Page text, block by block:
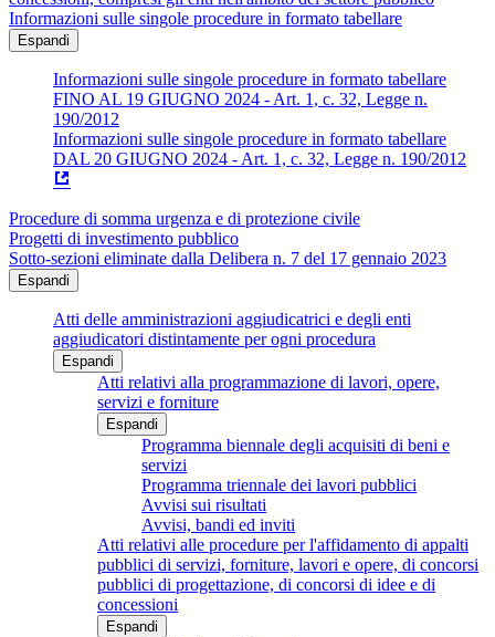
Informazioni sulle singole procedure in formato tabellare
Espandi
Informazioni sulle singole procedure in formato tabellare
FINO AL 19 GIUGNO 2024 - Art. 1, c. 32, Legge n.
190/2012
Informazioni sulle singole procedure in formato tabellare
DAL 20 GIUGNO 2024 - Art. 1, c. 32, Legge n. 190/2012
Procedure di somma urgenza e di protezione civile
Progetti di investimento pubblico
Sotto-sezioni eliminate dalla Delibera n. 7 del 17 gennaio 2023
Espandi
Atti delle amministrazioni aggiudicatrici e degli enti
aggiudicatori distintamente per ogni procedura
Espandi
Atti relativi alla programmazione di lavori, opere,
servizi e forniture
Espandi
Programma biennale degli acquisiti di beni e
servizi
Programma triennale dei lavori pubblici
Avvisi sui risultati
Avvisi, bandi ed inviti
Atti relativi alle procedure per l'affidamento di appalti
pubblici di servizi, forniture, lavori e opere, di concorsi
pubblici di progettazione, di concorsi di idee e di
concessioni
Espandi